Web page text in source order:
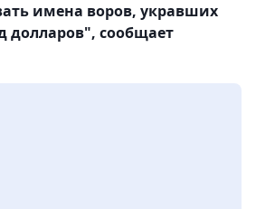
имена воров, укравших
долларов", сообщает